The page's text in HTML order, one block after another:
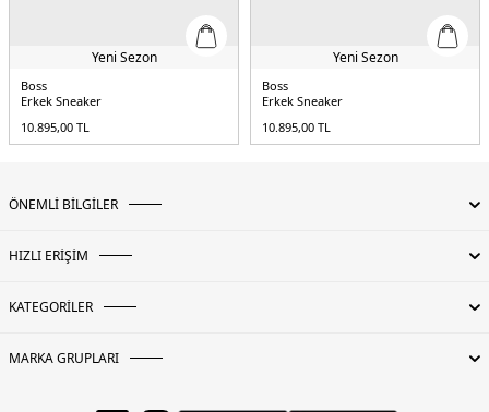
Yeni Sezon
Boss
Erkek Sneaker
10.895,00 TL
Yeni Sezon
Boss
Erkek Sneaker
10.895,00 TL
ÖNEMLİ BİLGİLER
HIZLI ERİŞİM
KATEGORİLER
MARKA GRUPLARI